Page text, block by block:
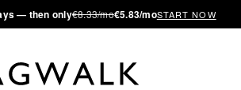
— then only€8.33/mo€5.83/moSTART NOW